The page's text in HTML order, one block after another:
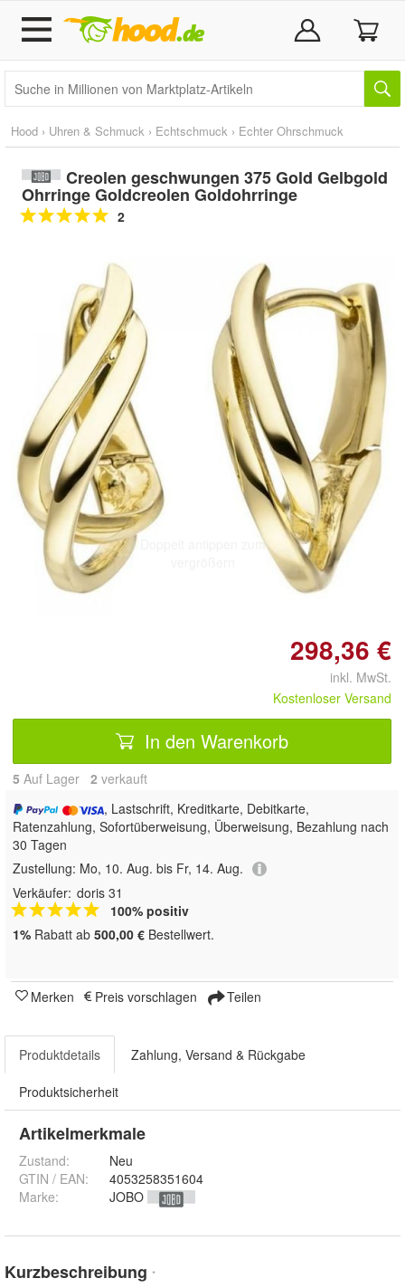
Hood › Uhren & Schmuck › Echtschmuck › Echter Ohrschmuck
Creolen geschwungen 375 Gold Gelbgold
Ohrringe Goldcreolen Goldohrringe
2
Doppelt antippen zum
298,36 €
inkl. MwSt.
Kostenloser Versand
In den Warenkorb
5 Auf Lager 2 verkauft
, Lastschrift, Kreditkarte, Debitkarte,
Ratenzahlung, Sofortüberweisung, Überweisung, Bezahlung nach
30 Tagen
Zustellung: Mo, 10. Aug. bis Fr, 14. Aug.
Verkäufer: doris 31
100% positiv
1% Rabatt ab 500,00 € Bestellwert.
Merken Preis vorschlagen Teilen
Produktdetails Zahlung, Versand & Rückgabe
Produktsicherheit
Artikelmerkmale
Zustand:
Neu
GTIN / EAN:
4053258351604
Marke:
JOBO
Kurzbeschreibung *